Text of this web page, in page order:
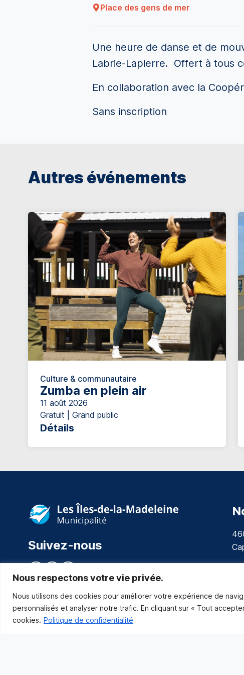
Nous respectons votre vie privée.
Nous utilisons des cookies pour améliorer votre expérience de
personnalisés et analyser notre trafic. En cliquant sur « Tout
cookies. Politique de confidentialité
Place des gens de mer
Une heure de danse et de
Labrie-Lapierre. Offert à tous
En collaboration avec la
Sans inscription
Autres événements
Culture & communautaire
Zumba en plein air
11 août 2026
Gratuit | Grand public
Détails
Suivez-nous